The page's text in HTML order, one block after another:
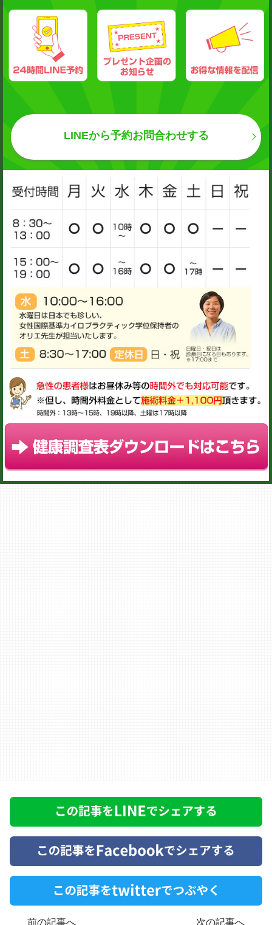
LINEから予約お問合わせする
前の記事へ 次の記事へ